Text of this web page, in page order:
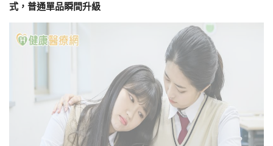
式，普通單品瞬間升級